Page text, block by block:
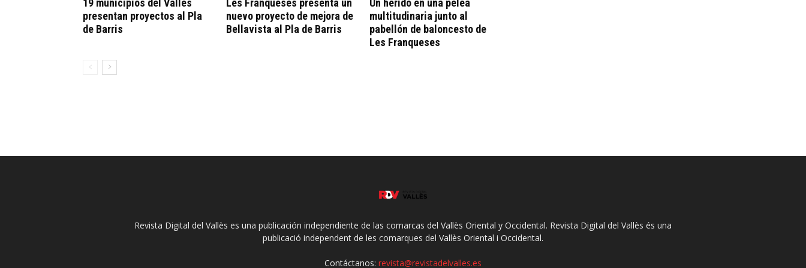
presentan proyectos al Pla
de Barris
nuevo proyecto de mejora de
Bellavista al Pla de Barris
multitudinaria junto al
pabellón de baloncesto de
Les Franqueses
Revista Digital del Vallès es una publicación independiente de las comarcas del Vallès Oriental y Occidental. Revista Digital del Vallès és una
publicació independent de les comarques del Vallès Oriental i Occidental.
Contáctanos: revista@revistadelvalles.es